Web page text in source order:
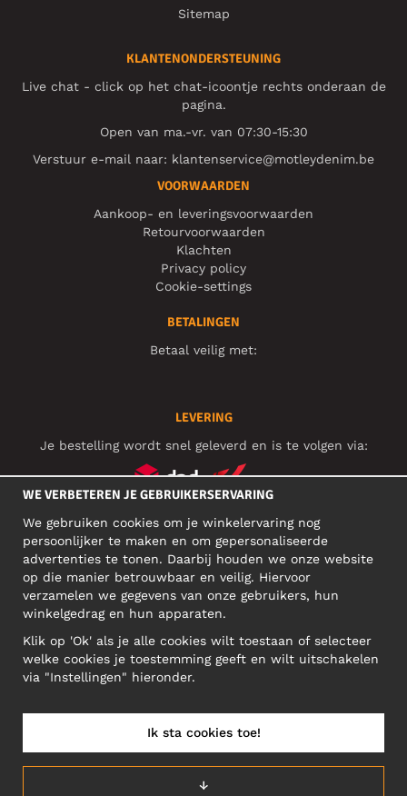
Sitemap
KLANTENONDERSTEUNING
Live chat - click op het chat-icoontje rechts onderaan de
pagina.
Open van ma.-vr. van 07:30-15:30
Verstuur e-mail naar: klantenservice@motleydenim.be
VOORWAARDEN
Aankoop- en leveringsvoorwaarden
Retourvoorwaarden
Klachten
Privacy policy
Cookie-settings
BETALINGEN
Betaal veilig met:
LEVERING
Je bestelling wordt snel geleverd en is te volgen via:
SOCIAL MEDIA
ZAKELIJK ADRES
Motley Denim Europe OÜ
Narva mnt 5, EE-10117 Tallinn
Reg: 12356245
NB! Verstuur geen retoursrs naar dit adres!
BELGIUM/NEDERLANDS (BE)
WE VERBETEREN JE GEBRUIKERSERVARING
We gebruiken cookies om je winkelervaring nog
persoonlijker te maken en om gepersonaliseerde
advertenties te tonen. Daarbij houden we onze website
op die manier betrouwbaar en veilig. Hiervoor
verzamelen we gegevens van onze gebruikers, hun
winkelgedrag en hun apparaten.
Klik op 'Ok' als je alle cookies wilt toestaan of selecteer
welke cookies je toestemming geeft en wilt uitschakelen
via "Instellingen" hieronder.
↓
Ik sta cookies toe!